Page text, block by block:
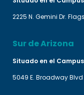
2225 N. Gemini Dr.
Sur de Arizona
Situado en el
5049 E. Broadway Blvd